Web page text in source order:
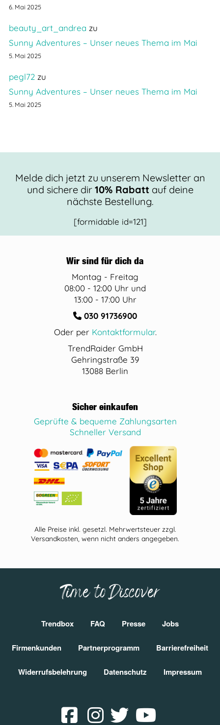
6. Mai 2025
beauty_art_andrea zu
Sunny Adventures – Unser neues Thema im Mai
5. Mai 2025
pegl72zu
Sunny Adventures – Unser neues Thema im Mai
5. Mai 2025
Melde dich jetzt zu unserem Newsletter an
und sichere dir 10% Rabattauf deine
nächste Bestellung.
[formidable id=121]
Wir sind für dich da
Montag - Freitag
08:00 - 12:00 Uhr und
13:00 - 17:00 Uhr
030 91736900
Oder per Kontaktformular.
TrendRaider GmbH
Gehringstraße 39
13088 Berlin
Sicher einkaufen
Geprüfte & bequeme Zahlungsarten
Schneller Versand
Alle Preise inkl. gesetzl. Mehrwertsteuer zzgl.
Versandkosten, wenn nicht anders angegeben.
Time to Discover
Trendbox FAQ Presse Jobs
Firmenkunden Partnerprogramm Barrierefreiheit
Widerrufsbelehrung Datenschutz Impressum